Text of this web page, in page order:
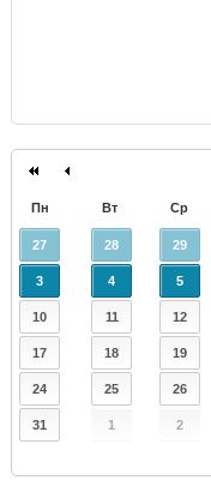
Пн Вт Ср
27 28 29
3 4 5
10 11 12
17 18 19
24 25 26
31 1 2